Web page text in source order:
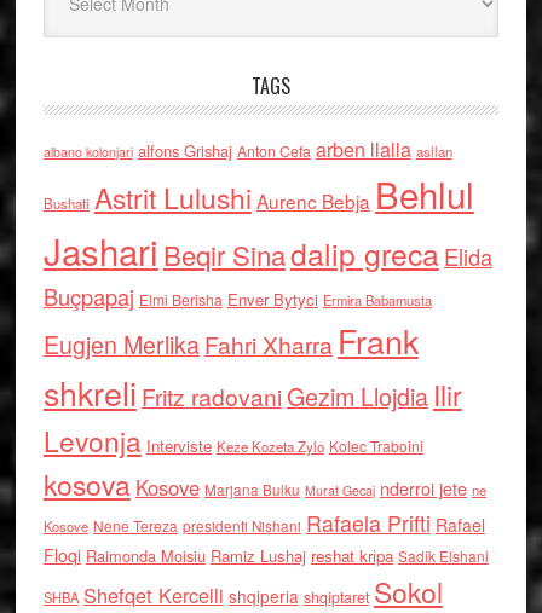
TAGS
albano kolonjari alfons Grishaj Anton Cefa arben llalla asllan
Bushati Astrit Lulushi Aurenc Bebja Behlul
Jashari Beqir Sinadalip grecaElida
Buçpapaj Elmi Berisha Enver Bytyci Ermira Babamusta
Eugjen MerlikaFahri Xharra Frank
shkreli Fritz radovaniGezim Llojdia Ilir
Levonja Interviste Keze Kozeta Zylo Kolec Traboini
kosova Kosove Marjana Bulku Murat Gecaj nderroi jete ne
Kosove Nene Tereza presidenti Nishani Rafaela Prifti Rafael
Floqi Raimonda Moisiu Ramiz Lushaj reshat kripa Sadik Elshani
SHBA Shefqet Kercelli shqiperia shqiptaret Sokol